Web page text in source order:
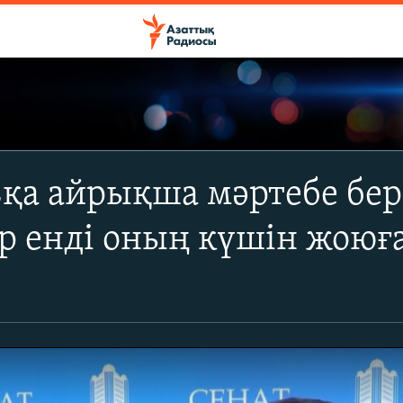
айрықша мәртебе
енді оның күшін